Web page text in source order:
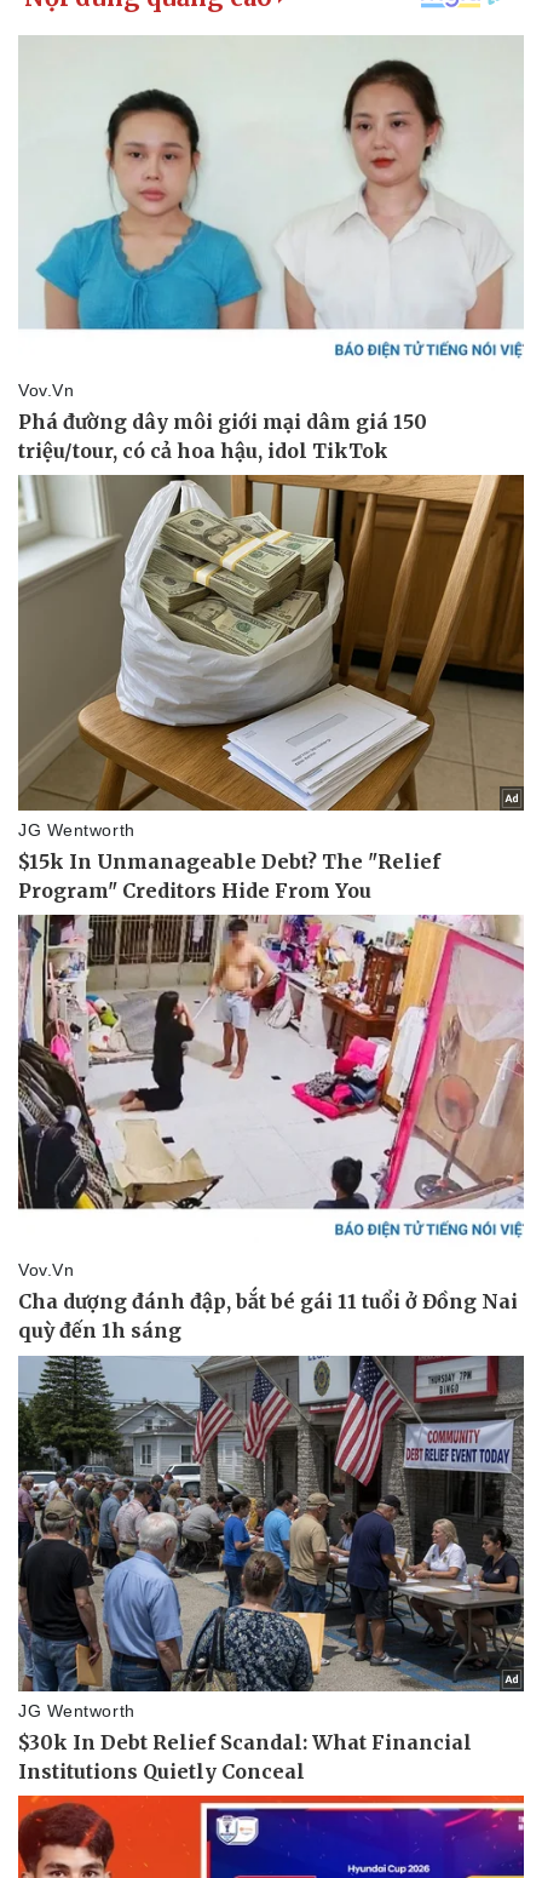
Kinh tế
Bất động sản
Khởi nghiệp
Giá vàng
Tiêu dùng
Tỷ giá
Chứng khoán